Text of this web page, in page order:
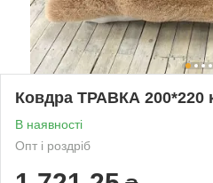
Ковдра ТРАВКА 200*220
В наявності
Опт і роздріб